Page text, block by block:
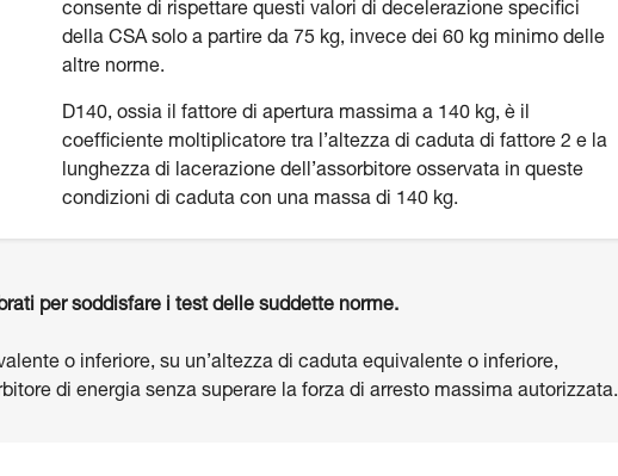
consente di rispettare questi valori di decelerazione specifici
della CSA solo a partire da 75 kg, invece dei 60 kg minimo delle
altre norme.
D140, ossia il fattore di apertura massima a 140 kg, è il
coefficiente moltiplicatore tra l’altezza di caduta di fattore 2 e la
lunghezza di lacerazione dell’assorbitore osservata in queste
condizioni di caduta con una massa di 140 kg.
per soddisfare i test delle suddette norme.
o inferiore, su un’altezza di caduta equivalente o inferiore,
di energia senza superare la forza di arresto massima autorizzata.